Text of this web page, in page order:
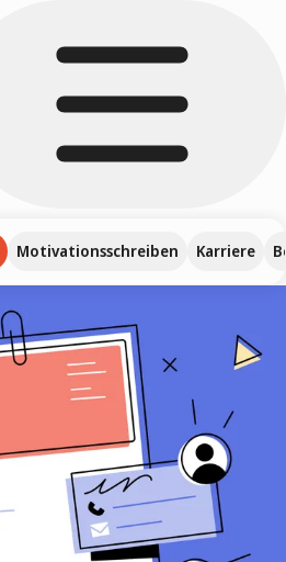
Motivationsschreiben Karriere